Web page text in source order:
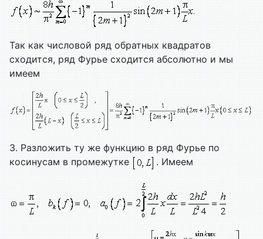
Так как числовой ряд обратных квадратов
сходится, ряд Фурье сходится абсолютно и мы
имеем
3. Разложить ту же функцию в ряд Фурье по
косинусам в промежутке
. Имеем